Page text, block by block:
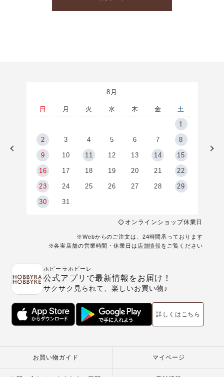
8月
日 月 火 水 木 金
土
1
2 3 4 5 6 7 8
9 10 11 12 13 14 15
16 17 18 19 20 21 22
23 24 25 26 27 28 29
30 31
オンラインショップ休業日
※Webからのご注文は、24時間承っております
※各実店舗の営業時間・休業日は 店舗情報 をご覧ください
ホビーラホビーレ
公式アプリで最新情報をお届け！
サクサク見られて、楽しいお買い物♪
詳しくはこちら
お買い物ガイド マイページ